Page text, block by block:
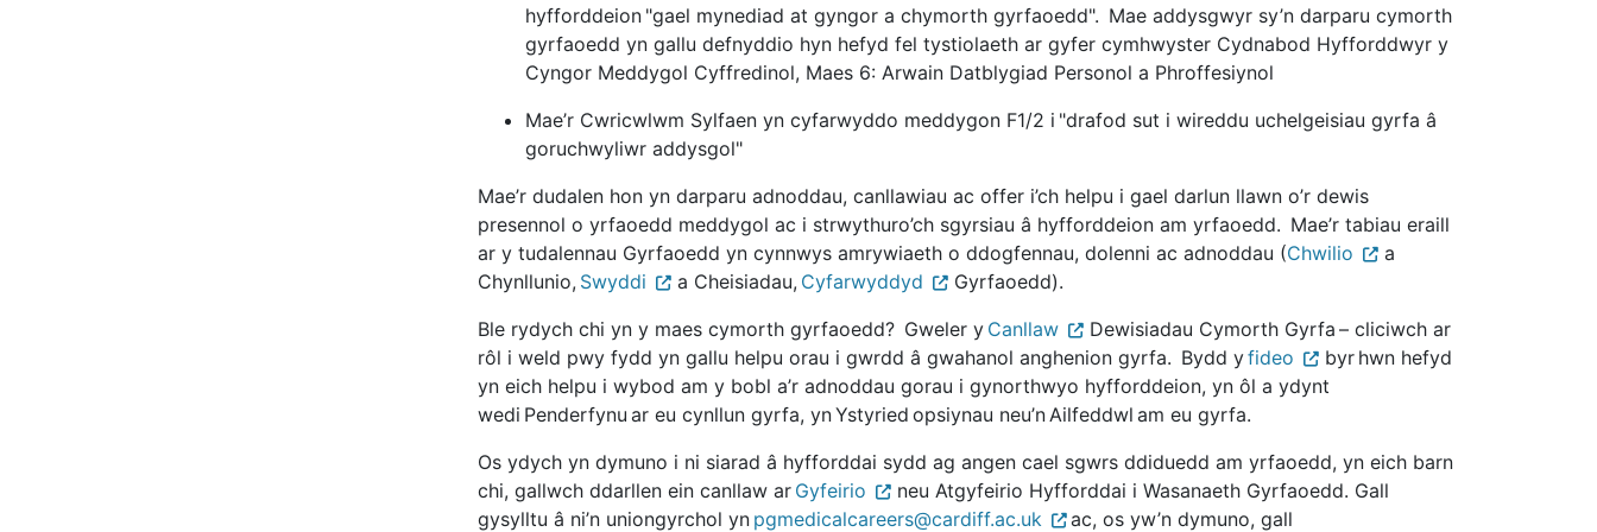
hyfforddeion "gael mynediad at gyngor a chymorth gyrfaoedd". Mae addysgwyr sy’n darparu cymorth
gyrfaoedd yn gallu defnyddio hyn hefyd fel tystiolaeth ar gyfer cymhwyster Cydnabod Hyfforddwyr y
Cyngor Meddygol Cyffredinol, Maes 6: Arwain Datblygiad Personol a Phroffesiynol
Mae’r Cwricwlwm Sylfaen yn cyfarwyddo meddygon F1/2 i "drafod sut i wireddu uchelgeisiau gyrfa â
goruchwyliwr addysgol"
Mae’r dudalen hon yn darparu adnoddau, canllawiau ac offer i’ch helpu i gael darlun llawn o’r dewis
presennol o yrfaoedd meddygol ac i strwythuro’ch sgyrsiau â hyfforddeion am yrfaoedd. Mae’r tabiau eraill
ar y tudalennau Gyrfaoedd yn cynnwys amrywiaeth o ddogfennau, dolenni ac adnoddau (Chwilio
a
Chynllunio, Swyddi a Cheisiadau, Cyfarwyddyd
Gyrfaoedd).
Ble rydych chi yn y maes cymorth gyrfaoedd? Gweler y Canllaw
Dewisiadau Cymorth Gyrfa – cliciwch ar
rôl i weld pwy fydd yn gallu helpu orau i gwrdd â gwahanol anghenion gyrfa. Bydd yfideo
byr hwn hefyd
yn eich helpu i wybod am y bobl a’r adnoddau gorau i gynorthwyo hyfforddeion, yn ôl a ydynt
wedi Penderfynu ar eu cynllun gyrfa, yn Ystyried opsiynau neu’n Ailfeddwl am eu gyrfa.
Os ydych yn dymuno i ni siarad â hyfforddai sydd ag angen cael sgwrs ddiduedd am yrfaoedd, yn eich barn
chi, gallwch ddarllen ein canllaw ar Gyfeirio
neu Atgyfeirio Hyfforddai i Wasanaeth Gyrfaoedd. Gall
gysylltu â ni’n uniongyrchol yn pgmedicalcareers@cardiff.ac.uk
ac, os yw’n dymuno, gall